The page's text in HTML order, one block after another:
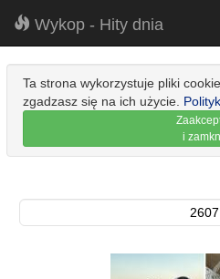
Wykop - Hity dnia
Ta strona wykorzystuje pliki
zgadzasz się na ich użycie.
i
2607